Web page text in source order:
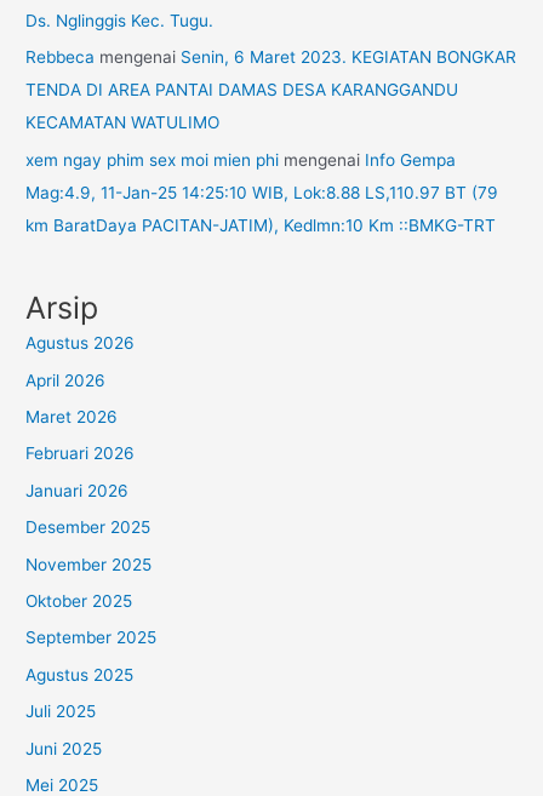
Ds. Nglinggis Kec. Tugu.
Rebbeca mengenai Senin, 6 Maret 2023. KEGIATAN BONGKAR
TENDA DI AREA PANTAI DAMAS DESA KARANGGANDU
KECAMATAN WATULIMO
xem ngay phim sex moi mien phi mengenai Info Gempa
Mag:4.9, 11-Jan-25 14:25:10 WIB, Lok:8.88 LS,110.97 BT (79
km BaratDaya PACITAN-JATIM), Kedlmn:10 Km ::BMKG-TRT
Arsip
Agustus 2026
April 2026
Maret 2026
Februari 2026
Januari 2026
Desember 2025
November 2025
Oktober 2025
September 2025
Agustus 2025
Juli 2025
Juni 2025
Mei 2025